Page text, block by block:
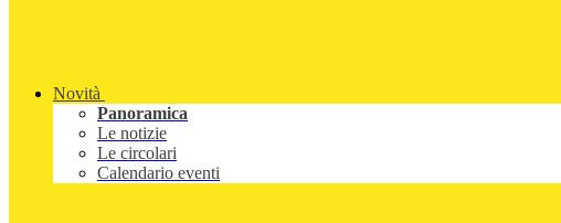
Novità
Panoramica
Le notizie
Le circolari
Calendario eventi